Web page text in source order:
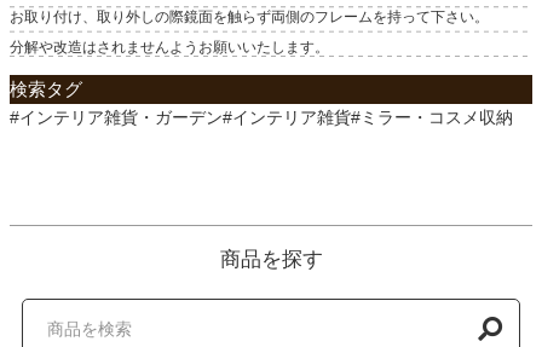
お取り付け、取り外しの際鏡面を触らず両側のフレームを持って下さい。
分解や改造はされませんようお願いいたします。
検索タグ
#インテリア雑貨・ガーデン#インテリア雑貨#ミラー・コスメ収納
商品を探す